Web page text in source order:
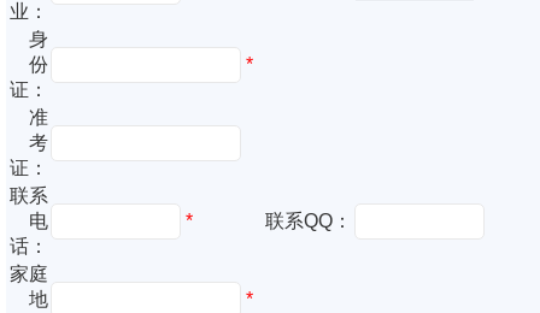
业：
身
份
证：
*
准
考
证：
联系
电
话：
* 联系QQ：
家庭
地
*